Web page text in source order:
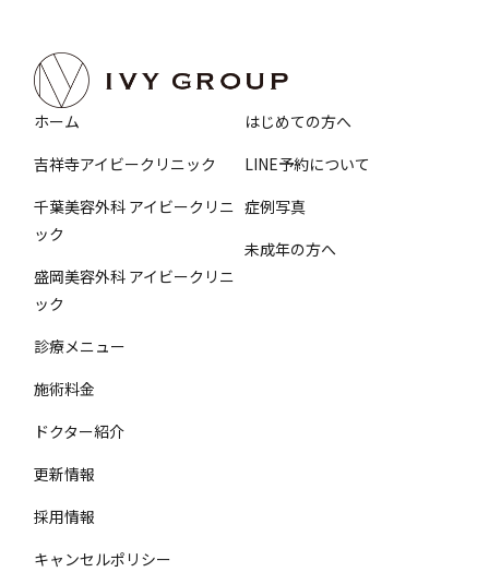
ホーム
吉祥寺アイビークリニック
千葉美容外科 アイビークリニ
ック
盛岡美容外科 アイビークリニ
ック
診療メニュー
施術料金
ドクター紹介
はじめての方へ
LINE予約について
症例写真
未成年の方へ
更新情報
採用情報
キャンセルポリシー